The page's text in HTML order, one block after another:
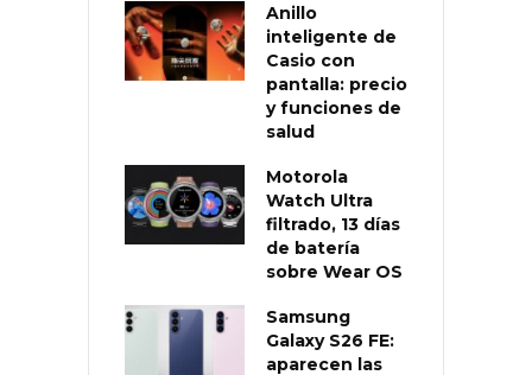
Anillo
inteligente de
Casio con
pantalla: precio
y funciones de
salud
Motorola
Watch Ultra
filtrado, 13 días
de batería
sobre Wear OS
Samsung
Galaxy S26 FE:
aparecen las